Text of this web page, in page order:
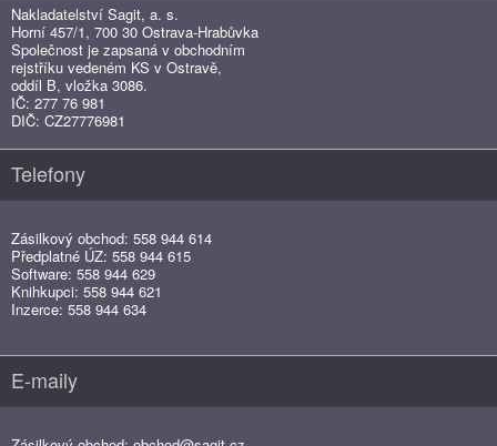
Nakladatelství Sagit, a. s.
Horní 457/1, 700 30 Ostrava-Hrabůvka
Společnost je zapsaná v obchodním
rejstříku vedeném KS v Ostravě,
oddíl B, vložka 3086.
IČ: 277 76 981
DIČ: CZ27776981
Telefony
Zásilkový obchod: 558 944 614
Předplatné ÚZ: 558 944 615
Software: 558 944 629
Knihkupci: 558 944 621
Inzerce: 558 944 634
E-maily